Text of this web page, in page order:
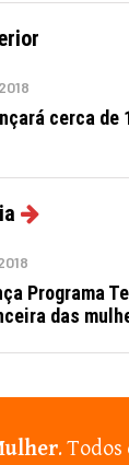
cerca de
Programa
das
. Todos